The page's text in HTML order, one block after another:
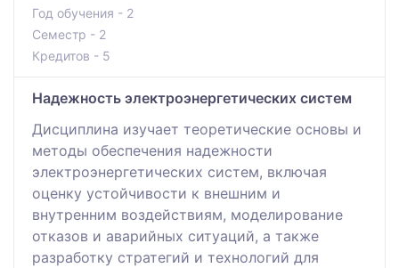
Год обучения - 2
Семестр - 2
Кредитов - 5
Надежность электроэнергетических систем
Дисциплина изучает теоретические основы и
методы обеспечения надежности
электроэнергетических систем, включая
оценку устойчивости к внешним и
внутренним воздействиям, моделирование
отказов и аварийных ситуаций, а также
разработку стратегий и технологий для